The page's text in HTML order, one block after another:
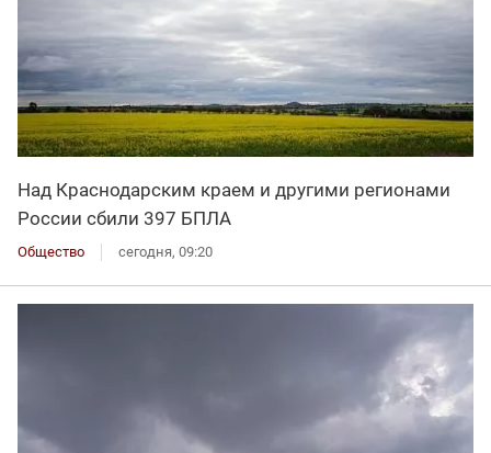
Над Краснодарским краем и другими регионами
России сбили 397 БПЛА
Общество сегодня, 09:20